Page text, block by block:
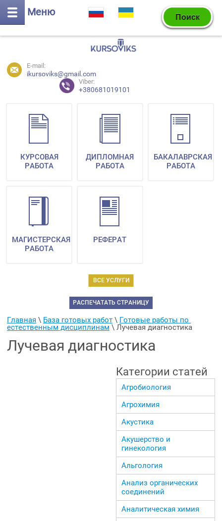
Меню
E-mail:
ikursoviks@gmail.com
Viber:
+380681019101
ВСЕ УСЛУГИ
КУРСОВАЯ
РАБОТА
ДИПЛОМНАЯ
РАБОТА
БАКАЛАВРСКАЯ
РАБОТА
МАГИСТЕРСКАЯ
РАБОТА
РЕФЕРАТ
РАСПЕЧАТАТЬ СТРАНИЦУ
Главная \ База готовых работ \ Готовые работы по
естественным дисциплинам \ Лучевая диагностика
Лучевая диагностика
Категории статей
Агробиология
Агрохимия
Акустика
Акушерство и
гинекология
Альгология
Анализ органических
соединений
Аналитическая химия